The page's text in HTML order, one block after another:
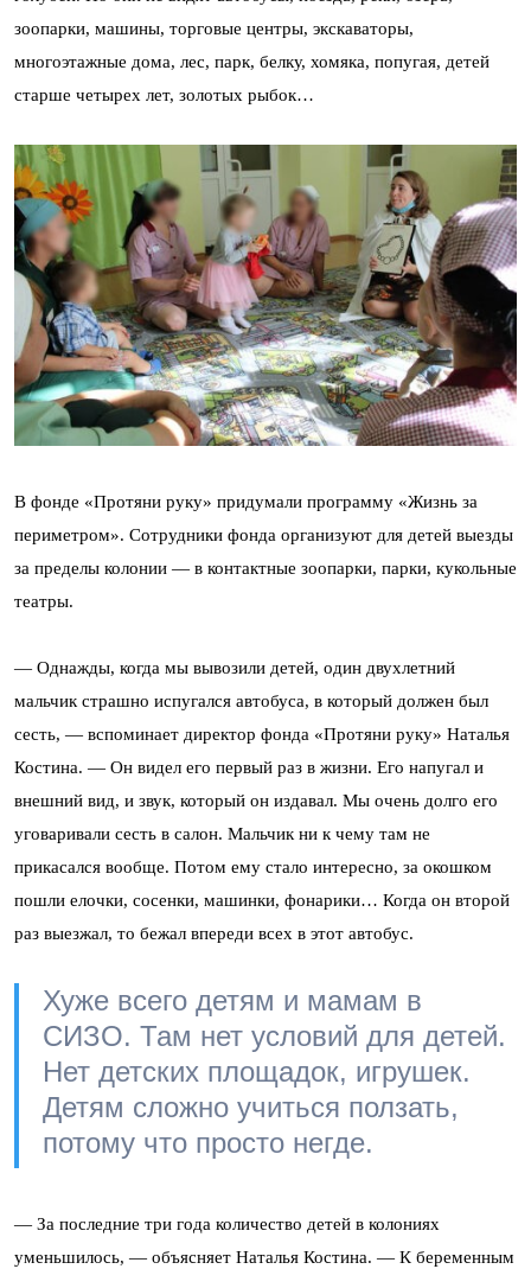
зоопарки, машины, торговые центры, экскаваторы,
многоэтажные дома, лес, парк, белку, хомяка, попугая, детей
старше четырех лет, золотых рыбок…
В фонде «Протяни руку» придумали программу «Жизнь за
периметром». Сотрудники фонда организуют для детей выезды
за пределы колонии — в контактные зоопарки, парки, кукольные
театры.
— Однажды, когда мы вывозили детей, один двухлетний
мальчик страшно испугался автобуса, в который должен был
сесть, — вспоминает директор фонда «Протяни руку» Наталья
Костина. — Он видел его первый раз в жизни. Его напугал и
внешний вид, и звук, который он издавал. Мы очень долго его
уговаривали сесть в салон. Мальчик ни к чему там не
прикасался вообще. Потом ему стало интересно, за окошком
пошли елочки, сосенки, машинки, фонарики… Когда он второй
раз выезжал, то бежал впереди всех в этот автобус.
Хуже всего детям и мамам в
СИЗО. Там нет условий для детей.
Нет детских площадок, игрушек.
Детям сложно учиться ползать,
потому что просто негде.
— За последние три года количество детей в колониях
уменьшилось, — объясняет Наталья Костина. — К беременным